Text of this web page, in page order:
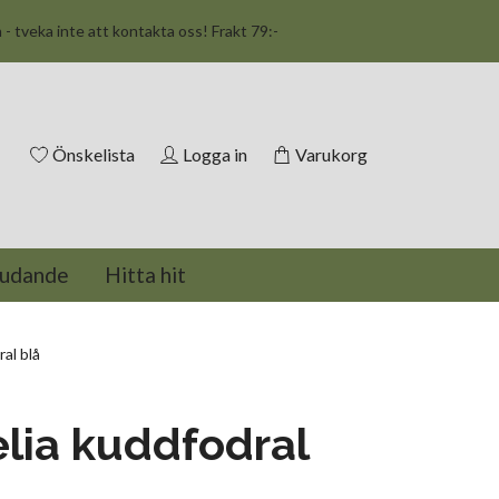
- tveka inte att kontakta oss! Frakt 79:-
Önskelista Logga in Varukorg
Hitta hit
blå
kuddfodral